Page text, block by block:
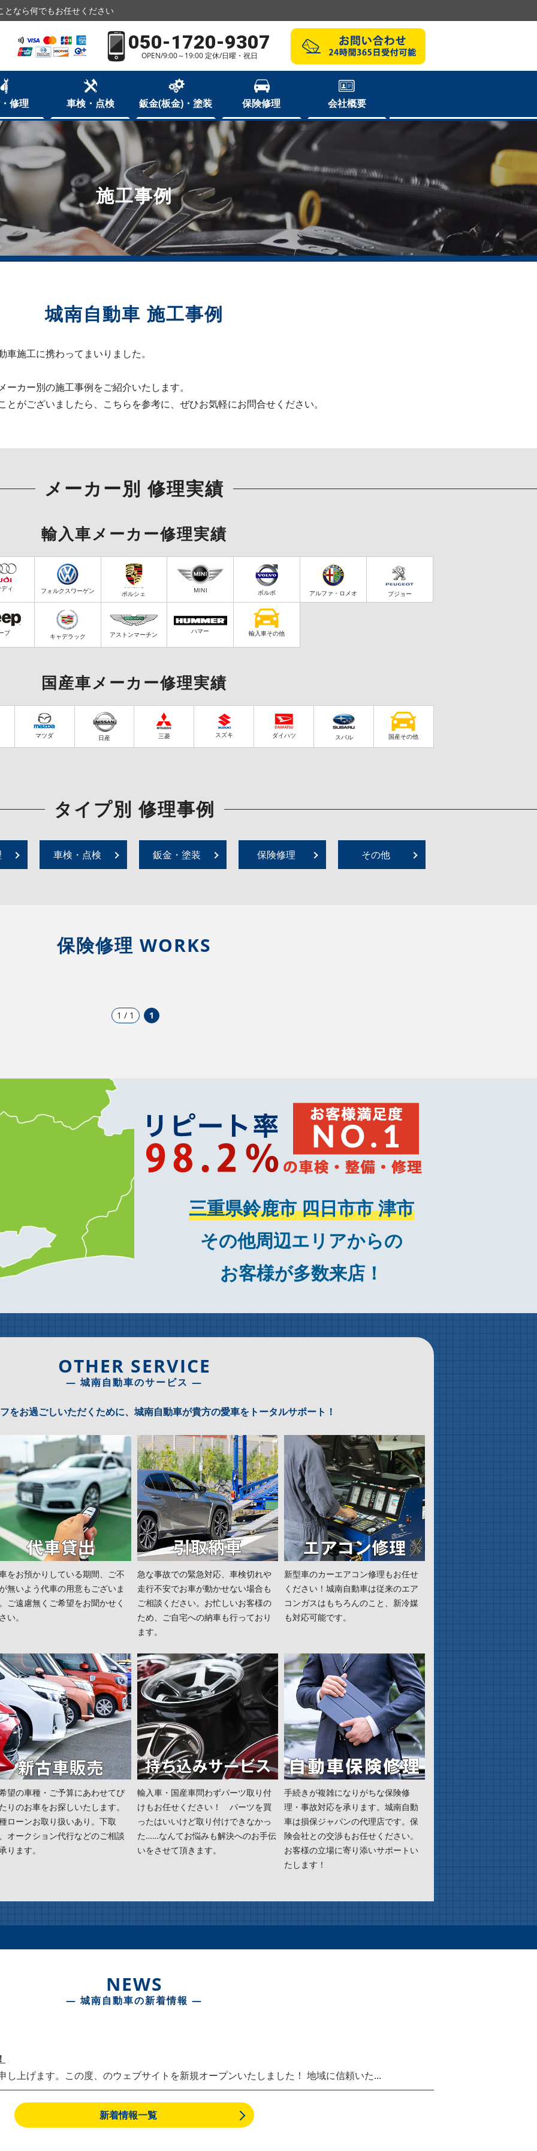
となら何でもお任せください
050-1720-9307
OPEN/9:00～19:00 定休/日曜・祝日
修理 車検・点検 鈑金(板金)・塗装 保険修理 会社概要
施工事例
城南自動車 施工事例
施工に携わってまいりました。
カー別の施工事例をご紹介いたします。
がございましたら、こちらを参考に、ぜひお気軽にお問合せください。
メーカー別 修理実績
輸入車メーカー修理実績
ィ フォルクスワーゲン ポルシェ MINI ボルボ アルファ・ロメオ プジョー
プ キャデラック アストンマーチン ハマー 輸入車その他
国産車メーカー修理実績
マツダ 日産 三菱 スズキ ダイハツ スバル 国産その他
タイプ別 修理事例
車検・点検 鈑金・塗装 保険修理 その他
保険修理 WORKS
1 / 1 1
三重県鈴鹿市 四日市市 津市
その他周辺エリアからの
お客様が多数来店！
OTHER SERVICE
― 城南自動車のサービス ―
をお過ごしいただくために、城南自動車が貴方の愛車をトータルサポート！
をお預かりしている期間、ご不
無いよう代車の用意もございま
ご遠慮無くご希望をお聞かせく
い。
急な事故での緊急対応、車検切れや
走行不安でお車が動かせない場合も
ご相談ください。お忙しいお客様の
ため、ご自宅への納車も行っており
ます。
新型車のカーエアコン修理もお任せ
ください！城南自動車は従来のエア
コンガスはもちろんのこと、新冷媒
も対応可能です。
望の車種・ご予算にあわせてぴ
りのお車をお探しいたします。
ローンお取り扱いあり。下取
オークション代行などのご相談
ります。
輸入車・国産車問わずパーツ取り付
けもお任せください！ パーツを買
ったはいいけど取り付けできなかっ
た……なんてお悩みも解決へのお手伝
いをさせて頂きます。
手続きが複雑になりがちな保険修
理・事故対応を承ります。城南自動
車は損保ジャパンの代理店です。保
険会社との交渉もお任せください。
お客様の立場に寄り添いサポートい
たします！
NEWS
― 城南自動車の新着情報 ―
し上げます。この度、のウェブサイトを新規オープンいたしました！ 地域に信頼いた...
新着情報一覧